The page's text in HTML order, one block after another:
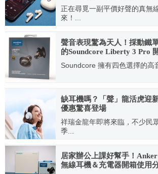
正在尋覓一副平價好聲的真無
來！...
聲音表現驚為天人！採動鐵
的Soundcore Liberty 3 Pro
Soundcore 擁有四色選擇的高
缺耳機嗎？「聲」龍活虎迎
優惠驚喜登場
祥瑞金龍年即將來臨，不少民
季...
2024.01.17
居家辦公上課好幫手！
無線耳機＆充電器開箱使用